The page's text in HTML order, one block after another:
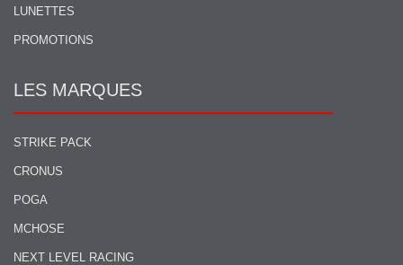
LUNETTES
PROMOTIONS
LES MARQUES
STRIKE PACK
CRONUS
POGA
MCHOSE
NEXT LEVEL RACING